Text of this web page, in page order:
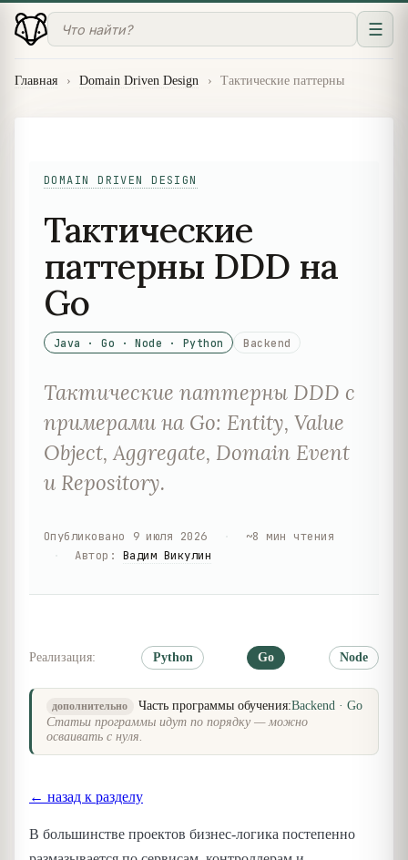
☰
Главная › Domain Driven Design › Тактические паттерны
DOMAIN DRIVEN DESIGN
Тактические
паттерны DDD на
Go
Java · Go · Node · Python Backend
Тактические паттерны DDD с
примерами на Go: Entity, Value
Object, Aggregate, Domain Event
и Repository.
Опубликовано 9 июля 2026 ~8 мин чтения
Автор : Вадим Викулин
Реализация: Python Go Node
дополнительно Часть программы обучения:Backend · Go
Статьи программы идут по порядку — можно
осваивать с нуля.
← назад к разделу
В большинстве проектов бизнес-логика постепенно